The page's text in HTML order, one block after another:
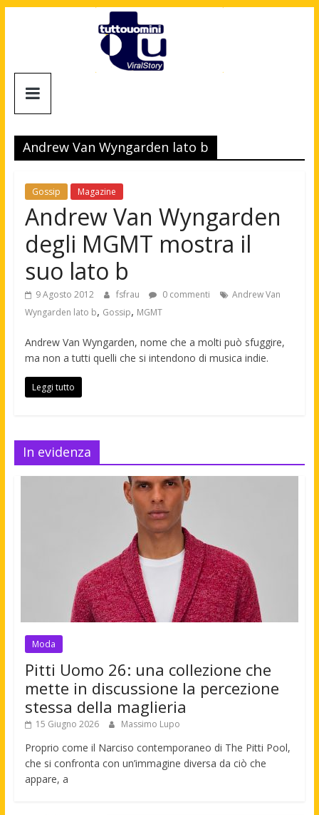
Tuttouomini
Tv,
Cinema,
gay
news
moda
maschile
Andrew Van Wyngarden lato b
Gossip Magazine
Andrew Van Wyngarden
degli MGMT mostra il
suo lato b
9 Agosto 2012 fsfrau 0 commenti
Andrew Van
Wyngarden lato b, Gossip, MGMT
Andrew Van Wyngarden, nome che a molti può sfuggire,
ma non a tutti quelli che si intendono di musica indie.
Leggi tutto
In evidenza
Moda
Pitti Uomo 26: una collezione che
mette in discussione la percezione
stessa della maglieria
15 Giugno 2026 Massimo Lupo
Proprio come il Narciso contemporaneo di The Pitti Pool,
che si confronta con un’immagine diversa da ciò che
appare, a